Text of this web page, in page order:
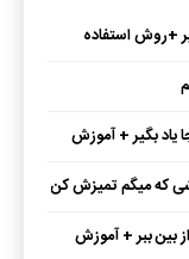
+روش استفاده
یاد بگیر + آموزش
بین ببر + آموزش